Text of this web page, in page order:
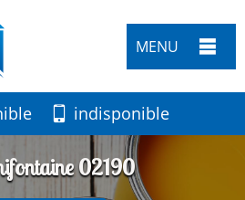
MENU
indisponible
02190